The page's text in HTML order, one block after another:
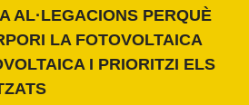
AL·LEGACIONS PERQUÈ
LA FOTOVOLTAICA
I PRIORITZI ELS